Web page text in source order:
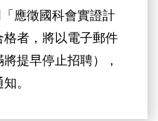
應徵國科會實證計
者，將以電子郵件
提早停止招聘），
。